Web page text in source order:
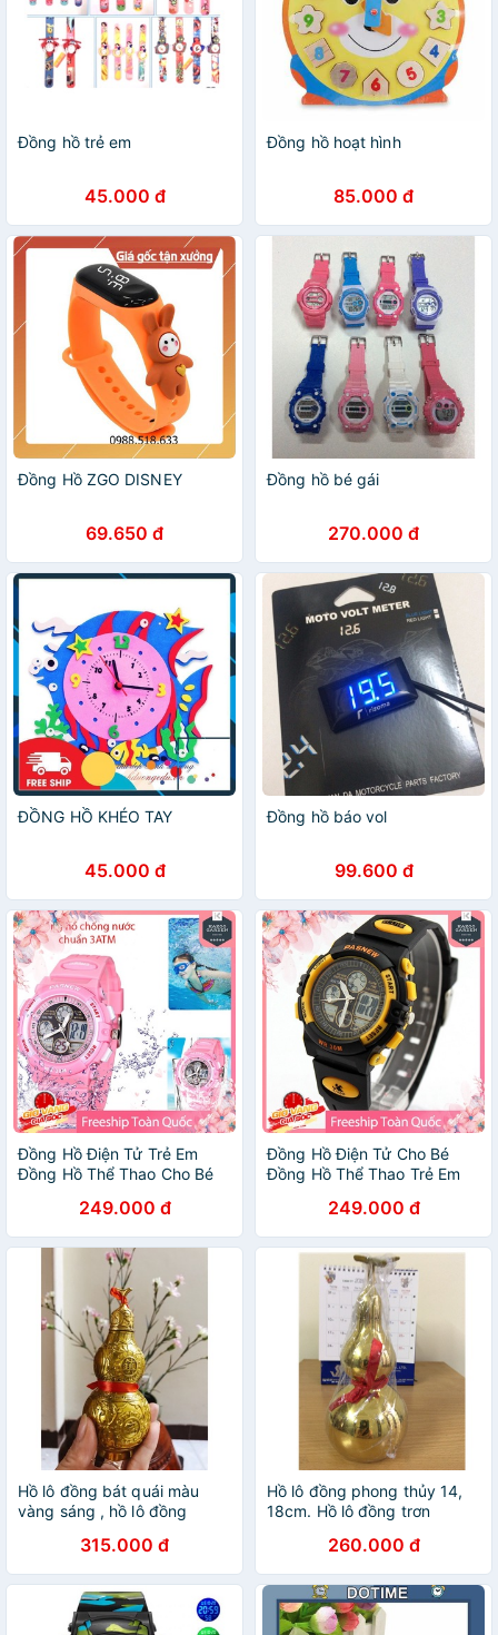
Đồng hồ trẻ em
45.000 đ
Đồng hồ hoạt hình
85.000 đ
Đồng Hồ ZGO DISNEY
69.650 đ
Đồng hồ bé gái
270.000 đ
ĐỒNG HỒ KHÉO TAY
45.000 đ
Đồng hồ báo vol
99.600 đ
Đồng Hồ Điện Tử Trẻ Em
Đồng Hồ Thể Thao Cho Bé
249.000 đ
Đồng Hồ Điện Tử Cho Bé
Đồng Hồ Thể Thao Trẻ Em
249.000 đ
Hồ lô đồng bát quái màu
vàng sáng , hồ lô đồng
315.000 đ
Hồ lô đồng phong thủy 14,
18cm. Hồ lô đồng trơn
260.000 đ